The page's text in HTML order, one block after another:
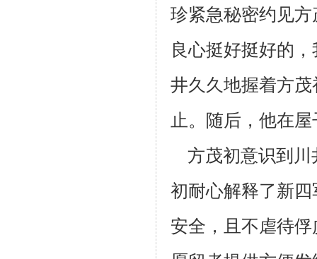
珍紧急秘密约见方
良心挺好挺好的
井久久地握着方
止。随后，他在
方茂初意识到川
初耐心解释了新
安全，且不虐待俘